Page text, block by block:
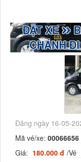
ĐẶT XE
CHÁNH
Đăng ngày 16-05-
Mã vé/xe: 00066656
Giá: 180.000 đ /Vé